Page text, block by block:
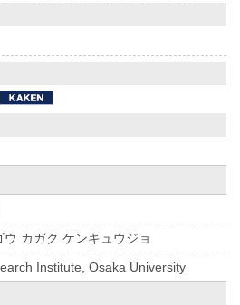
カガク ケンキュウジョ
Institute, Osaka University